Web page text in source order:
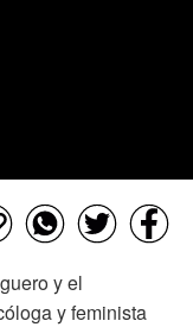
y el
y feminista